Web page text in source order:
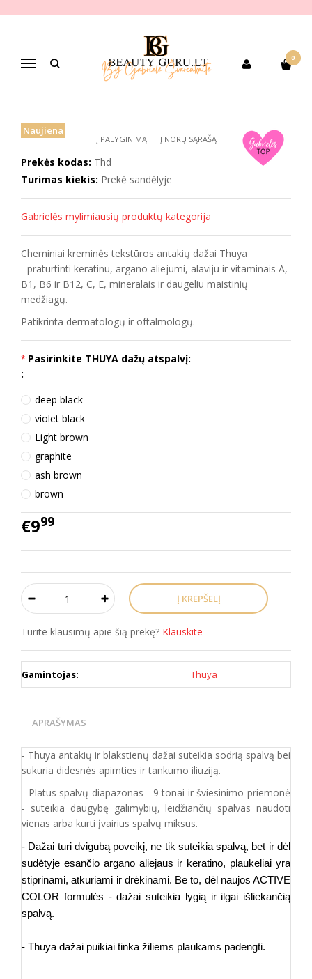
Navigacija
0
Pagrindinis PREKIŲ KATEGORIJOS Pagal gamintoją
THUYA
THUYA ANTAKIŲ IR BLAKSTIENŲ
DAŽAI, 14 ML
Naujiena
Į PALYGINIMĄ Į NORŲ SĄRAŠĄ
Prekės kodas: Thd
Turimas kiekis: Prekė sandėlyje
Gabrielės mylimiausių produktų kategorija
Cheminiai kreminės tekstūros antakių dažai Thuya
- praturtinti keratinu, argano aliejumi, alaviju ir vitaminais A,
B1, B6 ir B12, C, E, mineralais ir daugeliu maistinių
medžiagų.
Patikrinta dermatologų ir oftalmologų.
Pasirinkite THUYA dažų atspalvį:
:
deep black
violet black
Light brown
graphite
ash brown
brown
€999
Turite klausimų apie šią prekę? Klauskite
Gamintojas: Thuya
APRAŠYMAS
- Thuya antakių ir blakstienų dažai suteikia sodrią spalvą bei
sukuria didesnės apimties ir tankumo iliuziją.
- Platus spalvų diapazonas - 9 tonai ir šviesinimo priemonė
- suteikia daugybę galimybių, leidžiančių spalvas naudoti
vienas arba kurti įvairius spalvų miksus.
- Dažai turi dvigubą poveikį, ne tik suteikia spalvą, bet ir dėl
sudėtyje esančio argano aliejaus ir keratino, plaukeliai yra
stiprinami, atkuriami ir drėkinami. Be to, dėl naujos ACTIVE
COLOR formulės - dažai suteikia lygią ir ilgai išliekančią
spalvą.
- Thuya dažai puikiai tinka žiliems plaukams padengti.